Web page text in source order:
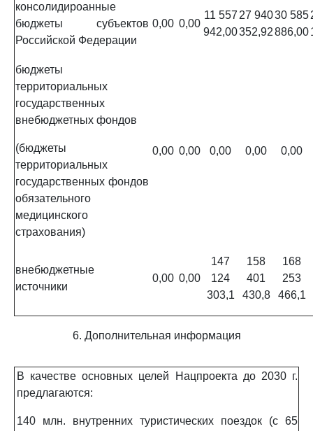
консолидироанные
бюджеты субъектов
Российской Федерации
0,00 0,00
11 557
942,00
27 940
352,92
30 585
886,00
бюджеты
территориальных
государственных
внебюджетных фондов
(бюджеты
территориальных
государственных фондов
обязательного
медицинского
страхования)
0,00 0,00 0,00 0,00 0,00
внебюджетные
источники
0,00 0,00
147
124
303,1
158
401
430,8
168
253
466,1
6. Дополнительная информация
В качестве основных целей Нацпроекта до 2030 г.
предлагаются:
140 млн. внутренних туристических поездок (с 65